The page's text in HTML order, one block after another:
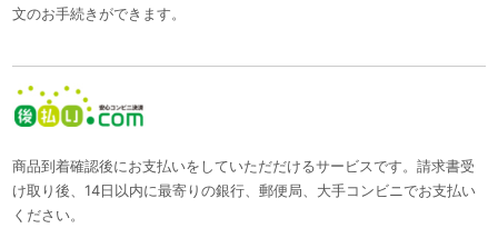
文のお手続きができます。
商品到着確認後にお支払いをしていただだけるサービスです。請求書受
け取り後、14日以内に最寄りの銀行、郵便局、大手コンビニでお支払い
ください。